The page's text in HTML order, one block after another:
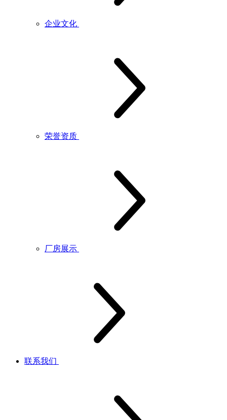
企业文化
荣誉资质
厂房展示
联系我们